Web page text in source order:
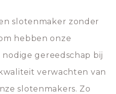
slotenmaker zonder
hebben onze
gereedschap bij
verwachten van
slotenmakers. Zo